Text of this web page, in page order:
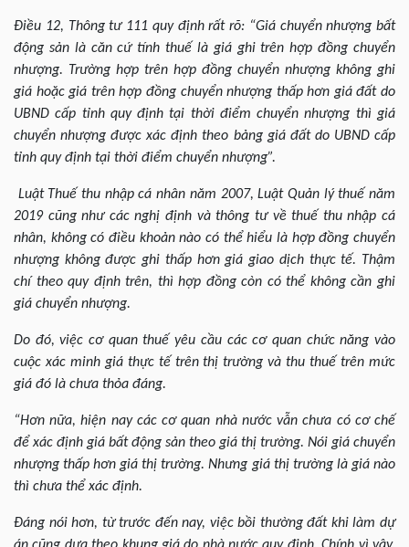
Điều 12, Thông tư 111 quy định rất rõ: “Giá chuyển nhượng bất
động sản là căn cứ tính thuế là giá ghi trên hợp đồng chuyển
nhượng. Trường hợp trên hợp đồng chuyển nhượng không ghi
giá hoặc giá trên hợp đồng chuyển nhượng thấp hơn giá đất do
UBND cấp tỉnh quy định tại thời điểm chuyển nhượng thì giá
chuyển nhượng được xác định theo bảng giá đất do UBND cấp
tỉnh quy định tại thời điểm chuyển nhượng”.
Luật Thuế thu nhập cá nhân năm 2007, Luật Quản lý thuế năm
2019 cũng như các nghị định và thông tư về thuế thu nhập cá
nhân, không có điều khoản nào có thể hiểu là hợp đồng chuyển
nhượng không được ghi thấp hơn giá giao dịch thực tế. Thậm
chí theo quy định trên, thì hợp đồng còn có thể không cần ghi
giá chuyển nhượng.
Do đó, việc cơ quan thuế yêu cầu các cơ quan chức năng vào
cuộc xác minh giá thực tế trên thị trường và thu thuế trên mức
giá đó là chưa thỏa đáng.
“Hơn nữa, hiện nay các cơ quan nhà nước vẫn chưa có cơ chế
để xác định giá bất động sản theo giá thị trường. Nói giá chuyển
nhượng thấp hơn giá thị trường. Nhưng giá thị trường là giá nào
thì chưa thể xác định.
Đáng nói hơn, từ trước đến nay, việc bồi thường đất khi làm dự